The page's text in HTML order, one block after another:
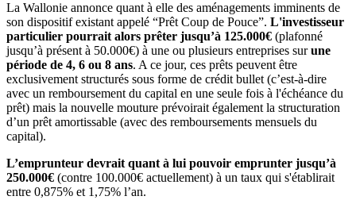
La Wallonie annonce quant à elle des aménagements imminents de
son dispositif existant appelé “Prêt Coup de Pouce”. L'investisseur
particulier pourrait alors prêter jusqu’à 125.000€ (plafonné
jusqu’à présent à 50.000€) à une ou plusieurs entreprises surune
période de 4, 6 ou 8 ans. A ce jour, ces prêts peuvent être
exclusivement structurés sous forme de crédit bullet (c’est-à-dire
avec un remboursement du capital en une seule fois à l'échéance du
prêt) mais la nouvelle mouture prévoirait également la structuration
d’un prêt amortissable (avec des remboursements mensuels du
capital).
L’emprunteur devrait quant à lui pouvoir emprunter jusqu’à
250.000€ (contre 100.000€ actuellement) à un taux qui s'établirait
entre 0,875% et 1,75% l’an.